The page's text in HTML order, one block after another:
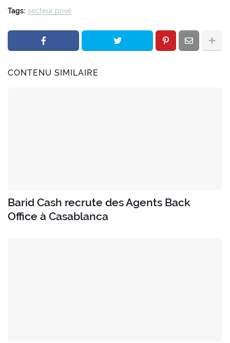
Tags: secteur privé
CONTENU SIMILAIRE
Barid Cash recrute des Agents Back
Office à Casablanca